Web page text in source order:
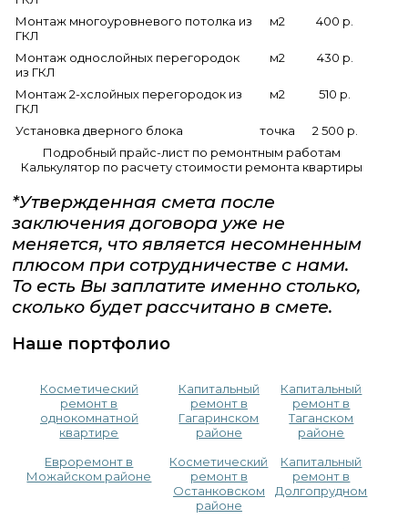
Монтаж многоуровневого потолка из
ГКЛ
м2 400 р.
Монтаж однослойных перегородок
из ГКЛ
м2 430 р.
Монтаж 2-хслойных перегородок из
ГКЛ
м2 510 р.
Установка дверного блока точка
2 500 р.
Подробный прайс-лист по ремонтным работам
Калькулятор по расчету стоимости ремонта квартиры
*Утвержденная смета после
заключения договора уже не
меняется, что является несомненным
плюсом при сотрудничестве с нами.
То есть Вы заплатите именно столько,
сколько будет рассчитано в смете.
Наше портфолио
Косметический
ремонт в
однокомнатной
квартире
Капитальный
ремонт в
Гагаринском
районе
Капитальный
ремонт в
Таганском
районе
Евроремонт в
Можайском районе
Косметический
ремонт в
Останковском
районе
Капитальный
ремонт в
Долгопрудном